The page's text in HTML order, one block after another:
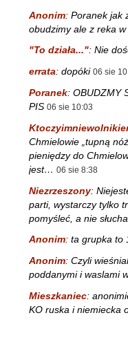
Anonim: Poranek jak
obudzimy ale z reka
"To działa...": Nie
errata: dopóki 06 sie
Poranek: OBUDZMY
PIS 06 sie 10:03
Chmielowie „tupną
pieniędzy do
jest… 06 sie 8:38
Niezrzeszony:
parti, wystarczy tylko
pomyśleć, a nie
Anonim: ta grupka to
Anonim: Czyli
poddanymi i waslami
Mieszkaniec:
KO ruska i niemiecka